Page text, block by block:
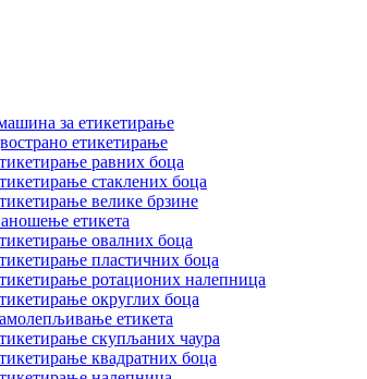
за етикетирање
етикетирање
равних боца
стаклених боца
велике брзине
етикета
овалних боца
пластичних боца
ротационих налепница
округлих боца
етикета
скупљаних чаура
квадратних боца